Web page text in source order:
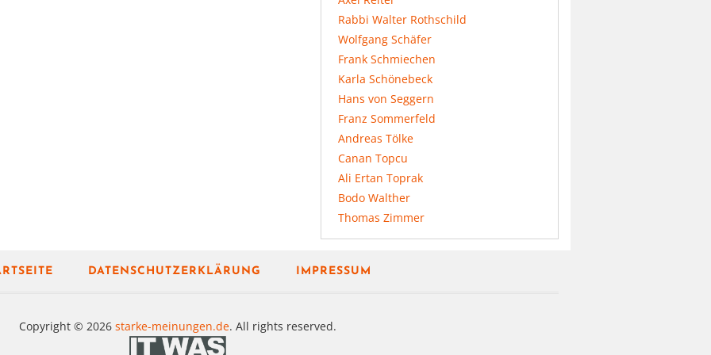
Rabbi Walter Rothschild
Wolfgang Schäfer
Frank Schmiechen
Karla Schönebeck
Hans von Seggern
Franz Sommerfeld
Andreas Tölke
Canan Topcu
Ali Ertan Toprak
Bodo Walther
Thomas Zimmer
DATENSCHUTZERKLÄRUNG IMPRESSUM
Copyright © 2026 starke-meinungen.de. All rights reserved.